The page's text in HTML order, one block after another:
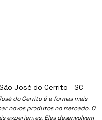
do Cerrito é a formas mais
novos produtos no mercado. O
experientes. Eles desenvolvem
José do Cerrito - SC